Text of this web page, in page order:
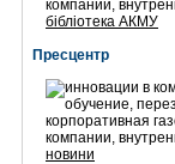
бібліотека АКМУ
Пресцентр
новини